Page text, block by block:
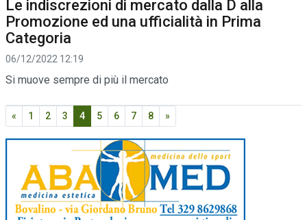
Le indiscrezioni di mercato dalla D alla
Promozione ed una ufficialità in Prima
Categoria
06/12/2022 12:19
Si muove sempre di più il mercato
« 1 2 3 4 5 6 7 8 »